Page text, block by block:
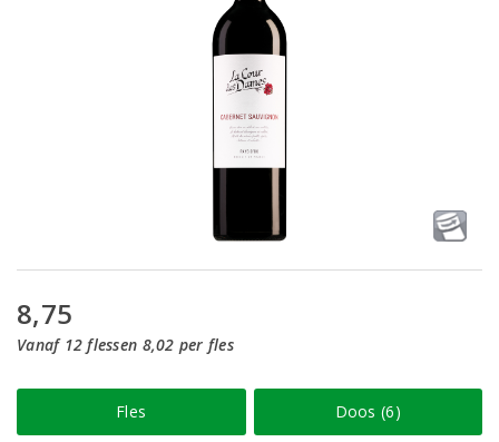
8,75
Vanaf 12 flessen 8,02 per fles
Fles Doos (6)